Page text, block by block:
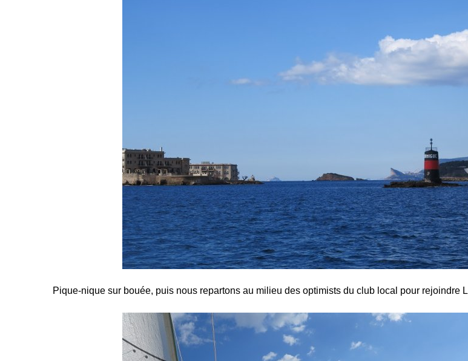
Pique-nique sur bouée, puis nous repartons au milieu des optimists du club local pour rejoindre